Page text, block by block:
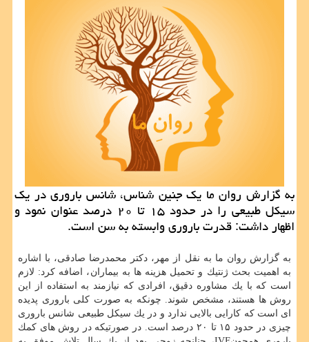
به گزارش روان ما یك جنین شناس، شانس باروری در یك
سیكل طبیعی را در حدود ۱۵ تا ۲۰ درصد عنوان نمود و
اظهار داشت: قدرت باروری وابسته به سن است.
به گزارش روان ما به نقل از مهر، دكتر محمدرضا صادقی، با اشاره
به اهمیت بحث ژنتیك و تحمیل هزینه ها به بیماران، اضافه كرد: لازم
است كه با یك مشاوره دقیق، افرادی كه نیازمند به استفاده از این
روش ها هستند، مشخص شوند. چونكه به صورت كلی باروری پدیده
ای است كه كارایی بالایی ندارد و در یك سیكل طبیعی شانس باروری
چیزی در حدود ۱۵ تا ۲۰ درصد است. در صورتیكه در روش های كمك